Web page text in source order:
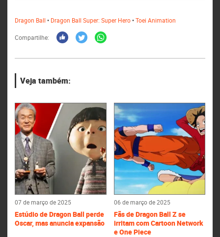
Dragon Ball • Dragon Ball Super: Super Hero•Toei Animation
Compartilhe:
Veja também:
07 de março de 2025
Estúdio de Dragon Ball perde
Oscar, mas anuncia expansão
06 de março de 2025
Fãs de Dragon Ball Z se
irritam com Cartoon Network
e One Piece